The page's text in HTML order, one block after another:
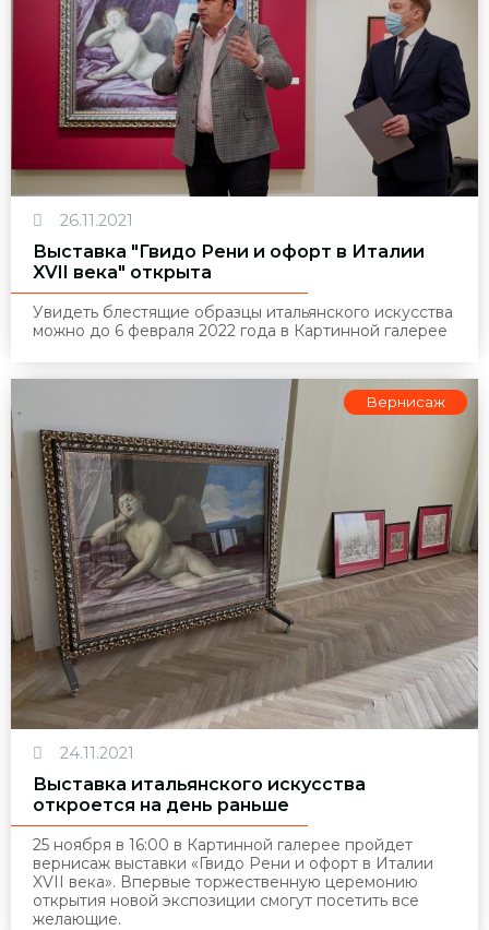
26.11.2021
Выставка "Гвидо Рени и офорт в Италии
XVII века" открыта
Увидеть блестящие образцы итальянского искусства
можно до 6 февраля 2022 года в Картинной галерее
Вернисаж
24.11.2021
Выставка итальянского искусства
откроется на день раньше
25 ноября в 16:00 в Картинной галерее пройдет
вернисаж выставки «Гвидо Рени и офорт в Италии
XVII века». Впервые торжественную церемонию
открытия новой экспозиции смогут посетить все
желающие.